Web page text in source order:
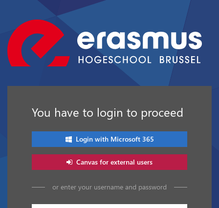
You have to login to proceed
Login with Microsoft 365
Canvas for external users
or enter your username and password